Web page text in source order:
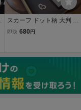
スカーフ ドット柄 大判 シ
ルク調 水玉 モノトーン バ
ク バックスカーフ 白黒 首
巻
即決 680 円